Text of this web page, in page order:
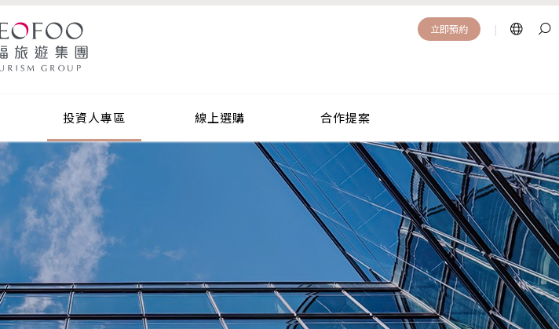
線上選購 合作提案 立即預約
投資人專區 線上選購 合作提案
立即預約 |